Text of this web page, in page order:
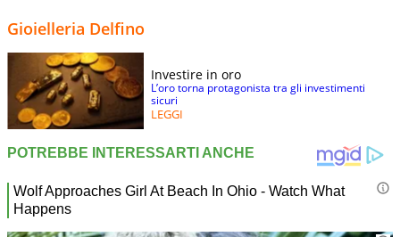
Gioielleria Delfino
Investire in oro
L’oro torna protagonista tra gli investimenti
sicuri
LEGGI